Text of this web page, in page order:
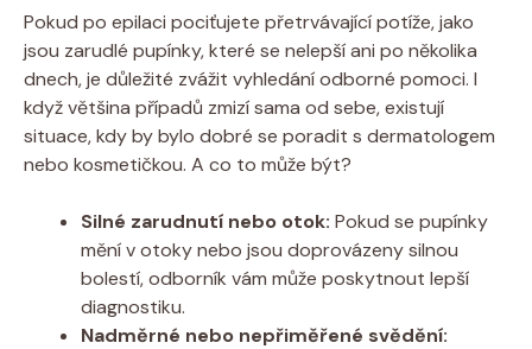
Pokud⁣ po epilaci ⁣pociťujete přetrvávající potíže, ‌jako
jsou ⁣zarudlé pupínky,⁤ které se nelepší ani ⁣po několika
dnech,⁣ je důležité zvážit vyhledání odborné pomoci. I
když většina případů zmizí⁢ sama od sebe,⁣ existují
‍situace, ​kdy by bylo⁣ dobré se⁤ poradit s dermatologem‌
nebo kosmetičkou. A co⁢ to‍ může být?
Silné‍ zarudnutí nebo ‌otok: Pokud se ⁣pupínky⁢
mění v⁣ otoky nebo jsou⁣ doprovázeny silnou
bolestí, odborník vám může poskytnout lepší
diagnostiku.
Nadměrné nebo nepřiměřené svědění: